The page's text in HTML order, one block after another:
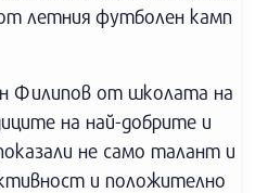
летния футболен камп
Филипов от школата на
на най-добрите и
не само талант и
и положително